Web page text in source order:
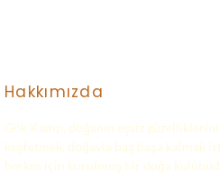
Hakkımızda
Gök Kamp, doğanın eşsiz güzelliklerini
keşfetmek, doğayla baş başa kalmak
herkes için kurulmuş bir doğa